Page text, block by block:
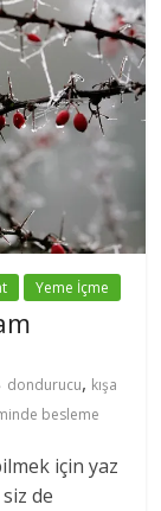
Yeme İçme
dondurucu, kışa
besleme
için yaz
de